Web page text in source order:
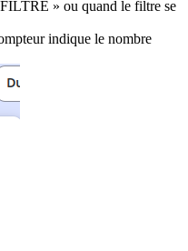
» ou quand le filtre se
indique le nombre